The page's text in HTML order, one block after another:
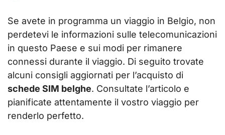
Se avete in programma un viaggio in Belgio, non
perdetevi le informazioni sulle telecomunicazioni
in questo Paese e sui modi per rimanere
connessi durante il viaggio. Di seguito trovate
alcuni consigli aggiornati per l’acquisto di
schede SIM belghe. Consultate l’articolo e
pianificate attentamente il vostro viaggio per
renderlo perfetto.